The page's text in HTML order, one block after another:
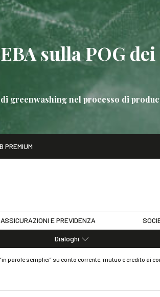
sulla POG
greenwashing nel processo di
Nuove linee guida EBA sulla POG dei
PREMIUM
sito
ASSICURAZIONI E PREVIDENZA
Dialoghi
parole semplici” su conto corrente, mutuo e credito ai